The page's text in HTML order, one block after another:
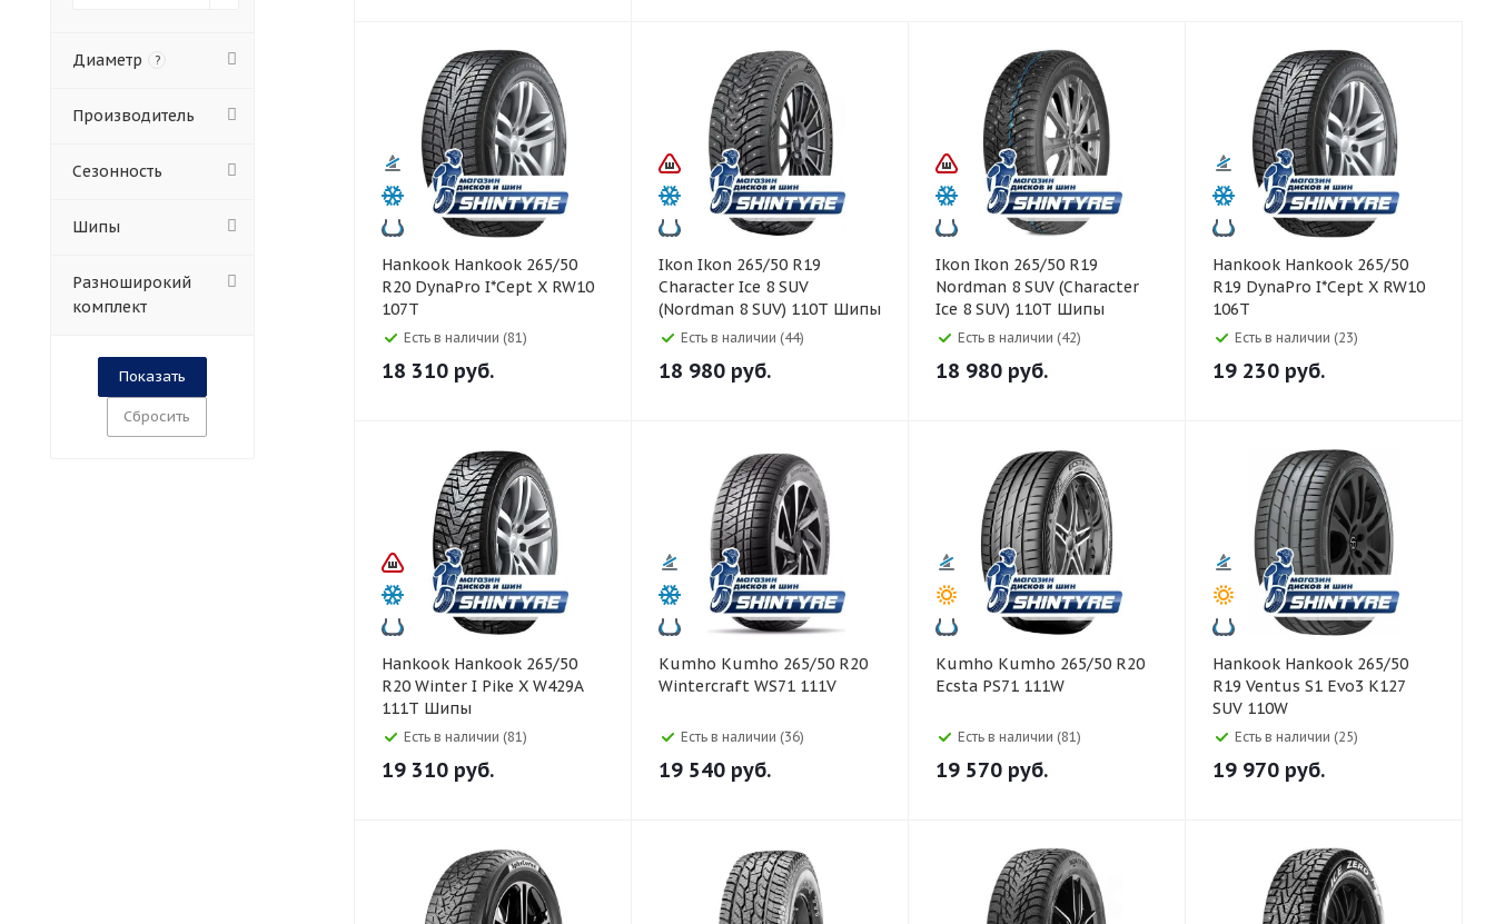
Hankook Hankook 265/50
R20 DynaPro I*Cept X RW10
107T
Есть в наличии (81)
18 310 руб.
Ikon Ikon 265/50 R19
Character Ice 8 SUV
(Nordman 8 SUV) 110T Шипы
Есть в наличии (44)
18 980 руб.
Ikon Ikon 265/50 R19
Nordman 8 SUV (Character
Ice 8 SUV) 110T Шипы
Есть в наличии (42)
18 980 руб.
Hankook Hankook 265/50
R19 DynaPro I*Cept X RW10
106T
Есть в наличии (23)
19 230 руб.
Hankook Hankook 265/50
R20 Winter I Pike X W429A
111T Шипы
Есть в наличии (81)
19 310 руб.
Kumho Kumho 265/50 R20
Wintercraft WS71 111V
Есть в наличии (36)
19 540 руб.
Kumho Kumho 265/50 R20
Ecsta PS71 111W
Есть в наличии (81)
19 570 руб.
Hankook Hankook 265/50
R19 Ventus S1 Evo3 K127
SUV 110W
Есть в наличии (25)
19 970 руб.
Диаметр ?
Производитель
Сезонность
Шипы
Разноширокий
комплект
Сбросить